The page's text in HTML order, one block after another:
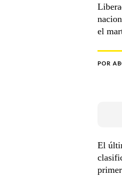
el
POR
El